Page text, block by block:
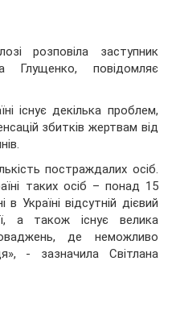
розповіла заступник
Глущенко, повідомляє
існує декілька проблем,
збитків жертвам від
постраждалих осіб.
таких осіб – понад 15
Україні відсутній дієвий
а також існує велика
де неможливо
- зазначила Світлана